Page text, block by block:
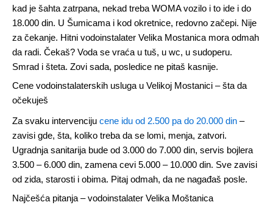
kad je šahta zatrpana, nekad treba WOMA vozilo i to ide i do
18.000 din. U Šumicama i kod okretnice, redovno začepi. Nije
za čekanje. Hitni vodoinstalater Velika Mostanica mora odmah
da radi. Čekaš? Voda se vraća u tuš, u wc, u sudoperu.
Smrad i šteta. Zovi sada, posledice ne pitaš kasnije.
Cene vodoinstalaterskih usluga u Velikoj Mostanici – šta da
očekuješ
Za svaku intervenciju cene idu od 2.500 pa do 20.000 din –
zavisi gde, šta, koliko treba da se lomi, menja, zatvori.
Ugradnja sanitarija bude od 3.000 do 7.000 din, servis bojlera
3.500 – 6.000 din, zamena cevi 5.000 – 10.000 din. Sve zavisi
od zida, starosti i obima. Pitaj odmah, da ne nagađaš posle.
Najčešća pitanja – vodoinstalater Velika Moštanica